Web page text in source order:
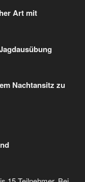
Art mit
Nachtansitz zu